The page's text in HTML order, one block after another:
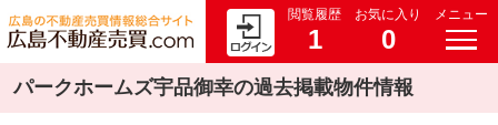
閲覧履歴
1
お気に入り
0
メニュー
パークホームズ宇品御幸の過去掲載物件情報